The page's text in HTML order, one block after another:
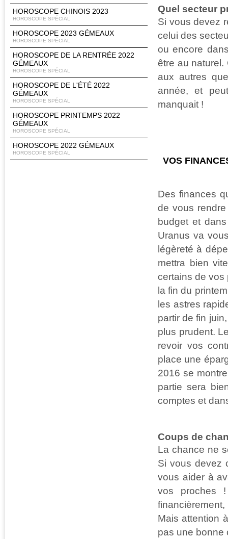
HOROSCOPE CHINOIS 2023
HOROSCOPE SPÉCIAL
HOROSCOPE 2023 GÉMEAUX
HOROSCOPE SPÉCIAL
HOROSCOPE DE LA RENTRÉE 2022
GÉMEAUX
HOROSCOPE SPÉCIAL
HOROSCOPE DE L'ÉTÉ 2022
GÉMEAUX
HOROSCOPE SPÉCIAL
HOROSCOPE PRINTEMPS 2022
GÉMEAUX
HOROSCOPE SPÉCIAL
HOROSCOPE 2022 GÉMEAUX
HOROSCOPE SPÉCIAL
Quel secteur
Si vous devez
celui des
ou encore
être au naturel.
aux autres
année, et
manquait !
VOS
Des finances
de vous
budget et
Uranus va
légèreté à
mettra bien
certains de
la fin du
les astres
partir de fin
plus prudent.
revoir vos
place une
2016 se
partie sera
comptes et
Coups de
La chance ne
Si vous devez
vous aider à
vos proches
Mais attention
pas une bonne